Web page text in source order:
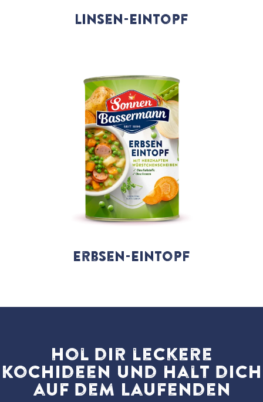
Linsen-Eintopf
Erbsen-Eintopf
Hol dir leckere
Kochideen und halt dich
auf dem Laufenden